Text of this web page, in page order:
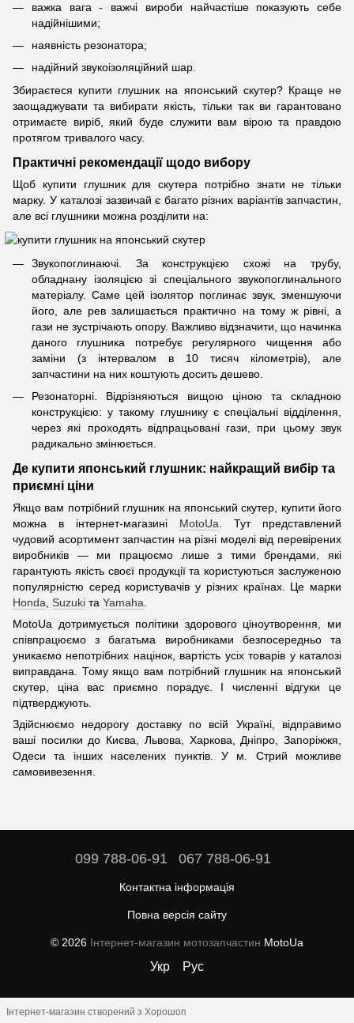
важка вага - важчі вироби найчастіше показують себе
надійнішими;
наявність резонатора;
надійний звукоізоляційний шар.
Збираєтеся купити глушник на японський скутер? Краще не
заощаджувати та вибирати якість, тільки так ви гарантовано
отримаєте виріб, який буде служити вам вірою та правдою
протягом тривалого часу.
Практичні рекомендації щодо вибору
Щоб купити глушник для скутера потрібно знати не тільки
марку. У каталозі зазвичай є багато різних варіантів запчастин,
але всі глушники можна розділити на:
Звукопоглинаючі. За конструкцією схожі на трубу,
обладнану ізоляцією зі спеціального звукопоглинального
матеріалу. Саме цей ізолятор поглинає звук, зменшуючи
його, але рев залишається практично на тому ж рівні, а
гази не зустрічають опору. Важливо відзначити, що начинка
даного глушника потребує регулярного чищення або
заміни (з інтервалом в 10 тисяч кілометрів), але
запчастини на них коштують досить дешево.
Резонаторні. Відрізняються вищою ціною та складною
конструкцією: у такому глушнику є спеціальні відділення,
через які проходять відпрацьовані гази, при цьому звук
радикально змінюється.
Де купити японський глушник: найкращий вибір та
приємні ціни
Якщо вам потрібний глушник на японський скутер, купити його
можна в інтернет-магазині MotoUa . Тут представлений
чудовий асортимент запчастин на різні моделі від перевірених
виробників — ми працюємо лише з тими брендами, які
гарантують якість своєї продукції та користуються заслуженою
популярністю серед користувачів у різних країнах. Це марки
Honda
Suzuki та Yamaha
MotoUa дотримується політики здорового ціноутворення, ми
співпрацюємо з багатьма виробниками безпосередньо та
уникаємо непотрібних націнок, вартість усіх товарів у каталозі
виправдана. Тому якщо вам потрібний глушник на японський
скутер, ціна вас приємно порадує. І численні відгуки це
підтверджують.
Здійснюємо недорогу доставку по всій Україні, відправимо
ваші посилки до Києва, Львова, Харкова, Дніпро, Запоріжжя,
Одеси та інших населених пунктів. У м. Стрий можливе
самовивезення.
099 788-06-91 067 788-06-91
Контактна інформація
Повна версія сайту
© 2026 Інтернет-магазин мотозапчастин MotoUa
Укр Рус
Інтернет-магазин створений з Хорошоп